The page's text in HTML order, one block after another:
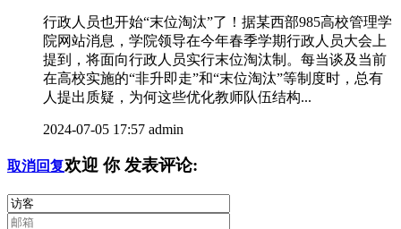
行政人员也开始“末位淘汰”了！据某西部985高校管理学
院网站消息，学院领导在今年春季学期行政人员大会上
提到，将面向行政人员实行末位淘汰制。每当谈及当前
在高校实施的“非升即走”和“末位淘汰”等制度时，总有
人提出质疑，为何这些优化教师队伍结构...
2024-07-05 17:57 admin
取消回复欢迎 你发表评论: